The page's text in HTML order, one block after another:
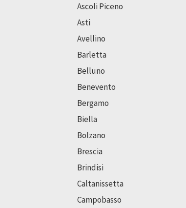
Ascoli Piceno
Asti
Avellino
Barletta
Belluno
Benevento
Bergamo
Biella
Bolzano
Brescia
Brindisi
Caltanissetta
Campobasso